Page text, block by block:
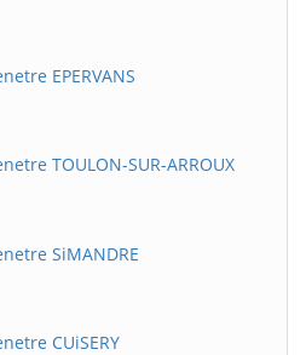
EPERVANS
TOULON-SUR-ARROUX
SiMANDRE
CUiSERY